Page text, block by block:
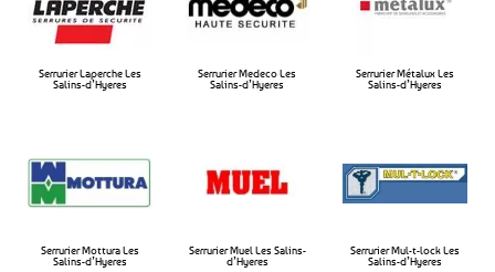
Serrurier Laperche Les
Salins-d’Hyeres​
Serrurier Medeco Les
Salins-d’Hyeres​
Serrurier Métalux Les
Salins-d’Hyeres​
Serrurier Mottura Les
Salins-d’Hyeres​
Serrurier Muel Les Salins-
d’Hyeres​
Serrurier Mul-t-lock Les
Salins-d’Hyeres​